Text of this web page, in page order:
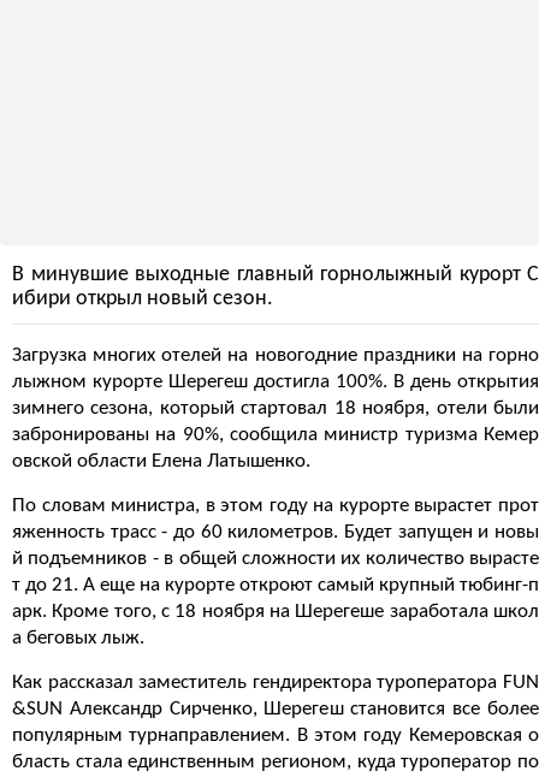
В минувшие выходные главный горнолыжный курорт С
ибири открыл новый сезон.
Загрузка многих отелей на новогодние праздники на горно
лыжном курорте Шерегеш достигла 100%. В день открытия
зимнего сезона, который стартовал 18 ноября, отели были
забронированы на 90%, сообщила министр туризма Кемер
овской области Елена Латышенко.
По словам министра, в этом году на курорте вырастет прот
яженность трасс - до 60 километров. Будет запущен и новы
й подъемников - в общей сложности их количество вырасте
т до 21. А еще на курорте откроют самый крупный тюбинг-п
арк. Кроме того, с 18 ноября на Шерегеше заработала школ
а беговых лыж.
Как рассказал заместитель гендиректора туроператора FUN
&SUN Александр Сирченко, Шерегеш становится все более
популярным турнаправлением. В этом году Кемеровская о
бласть стала единственным регионом, куда туроператор по